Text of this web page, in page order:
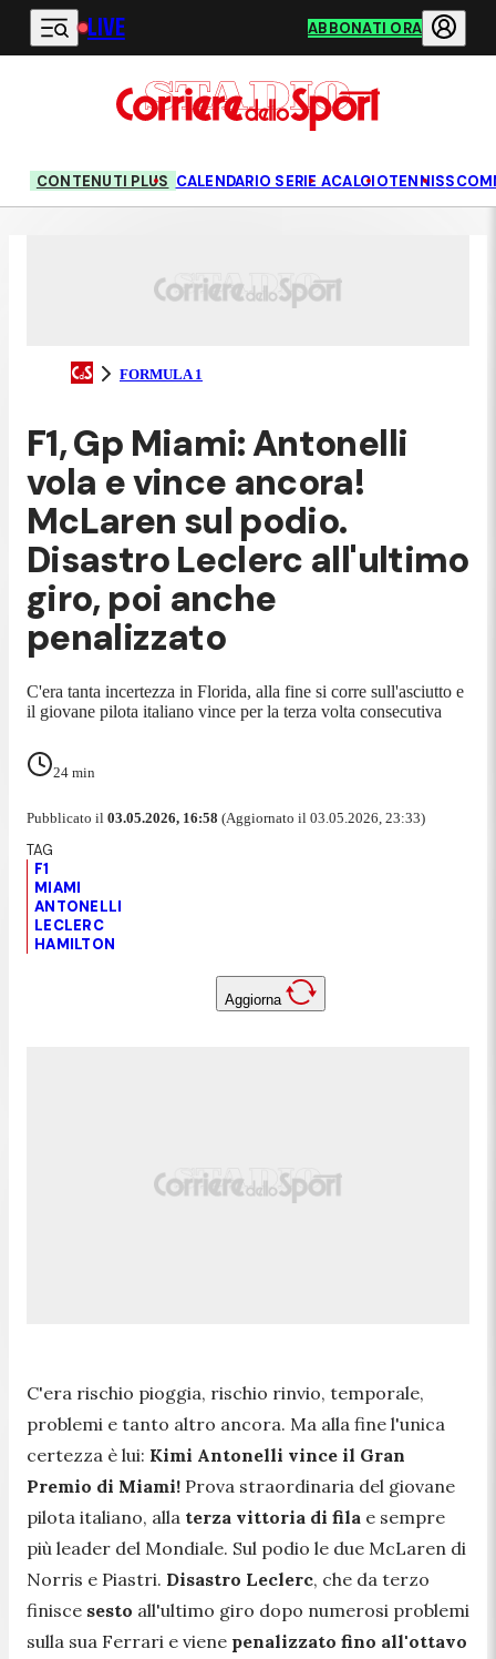
Vai al contenuto principale
LIVE ABBONATI ORA
CONTENUTI PLUS CALENDARIO SERIE ACALCIOTENNIS
FORMULA 1
F1, Gp Miami: Antonelli
vola e vince ancora!
McLaren sul podio.
Disastro Leclerc all'ultimo
giro, poi anche
penalizzato
C'era tanta incertezza in Florida, alla fine si corre sull'asciutto e
il giovane pilota italiano vince per la terza volta consecutiva
24 min
Pubblicato il 03.05.2026, 16:58 (Aggiornato il 03.05.2026, 23:33)
F1
MIAMI
ANTONELLI
LECLERC
HAMILTON
Aggiorna
C'era rischio pioggia, rischio rinvio, temporale,
problemi e tanto altro ancora. Ma alla fine l'unica
certezza è lui: Kimi Antonelli vince il Gran
Premio di Miami! Prova straordinaria del giovane
pilota italiano, alla terza vittoria di fila e sempre
più leader del Mondiale. Sul podio le due McLaren di
Norris e Piastri. Disastro Leclerc, che da terzo
finisce sesto all'ultimo giro dopo numerosi problemi
sulla sua Ferrari e viene penalizzato fino all'ottavo